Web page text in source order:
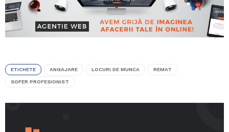
ETICHETE ANGAJARE LOCURI DE MUNCA REMAT
SOFER PROFESIONIST